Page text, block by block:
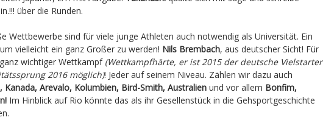
über die Runden.
Wettbewerbe sind für viele junge Athleten auch notwendig als Universität. Ein
vielleicht ein ganz Großer zu werden! Nils Brembach, aus deutscher Sicht! Für
wichtiger Wettkampf(Wettkampfhärte, er ist 2015 der deutsche Vielstarter
2016 möglich)! Jeder auf seinem Niveau. Zählen wir dazu auch
Kanada, Arevalo, Kolumbien, Bird-Smith, Australien und vor allem Bonfim,
Im Hinblick auf Rio könnte das als ihr Gesellenstück in die Gehsportgeschichte